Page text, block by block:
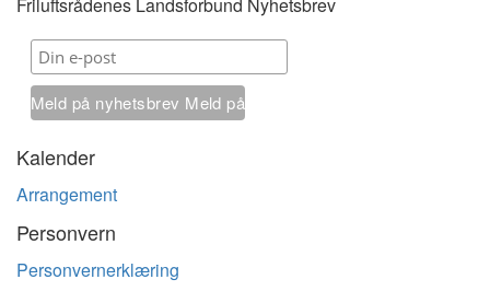
Meld på nyhetsbrev Meld på
Kalender
Arrangement
Personvern
Personvernerklæring